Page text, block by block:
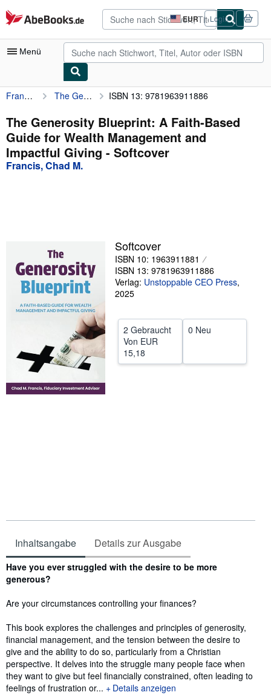
Zum Hauptinhalt
AbeBooks.de EUR
Seite
der
Einkaufseinstellungen.
Login
Menü
Nutzerkonto
Meine Bestellungen
Detailsuche
Sammlungen
Hilfe
SCHLIESSEN
Francis, Chad M. The Generosity Blueprint: A Faith-Based Guide for Wealth Management and Impactful Giving ISBN 13: 9781963911886
The Generosity Blueprint: A Faith-Based
Guide for Wealth Management and
Impactful Giving - Softcover
Francis, Chad M.
Softcover
ISBN 10: 1963911881
ISBN 13: 9781963911886
Verlag: Unstoppable CEO Press,
2025
2 Gebraucht
Von EUR
15,18
0 Neu
Inhaltsangabe Details zur Ausgabe
Inhaltsangabe
Have you ever struggled with the desire to be more
generous?
Are your circumstances controlling your finances?
This book explores the challenges and principles of generosity,
financial management, and the tension between the desire to
give and the ability to do so, particularly from a Christian
perspective. It delves into the struggle many people face when
they want to give but feel financially constrained, often leading to
feelings of frustration or...
Details anzeigen